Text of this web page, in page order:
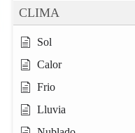
CLIMA
Sol
Calor
Frio
Lluvia